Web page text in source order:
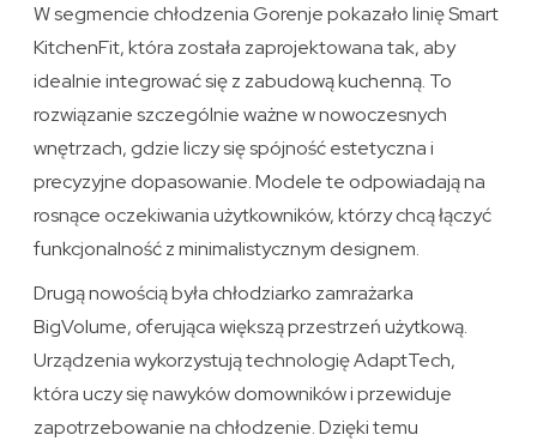
W segmencie chłodzenia Gorenje pokazało linię Smart
KitchenFit, która została zaprojektowana tak, aby
idealnie integrować się z zabudową kuchenną. To
rozwiązanie szczególnie ważne w nowoczesnych
wnętrzach, gdzie liczy się spójność estetyczna i
precyzyjne dopasowanie. Modele te odpowiadają na
rosnące oczekiwania użytkowników, którzy chcą łączyć
funkcjonalność z minimalistycznym designem.
Drugą nowością była chłodziarko zamrażarka
BigVolume, oferująca większą przestrzeń użytkową.
Urządzenia wykorzystują technologię AdaptTech,
która uczy się nawyków domowników i przewiduje
zapotrzebowanie na chłodzenie. Dzięki temu